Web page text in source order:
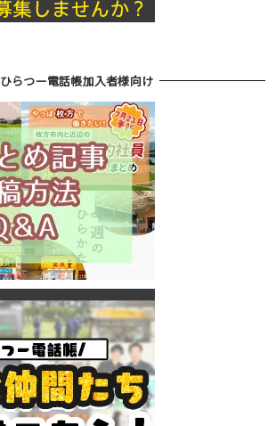
ひらつー電話帳加入者様向け